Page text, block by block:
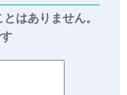
はありません。